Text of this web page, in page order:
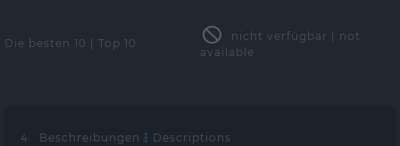
Die besten 10 | Top 10
nicht verfügbar | not
available
4. Beschreibungen Descriptions